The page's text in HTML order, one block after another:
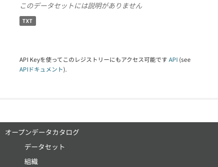
このデータセットには説明がありません
TXT
API Keyを使ってこのレジストリーにもアクセス可能です API (see
APIドキュメント).
オープンデータカタログ
データセット
組織